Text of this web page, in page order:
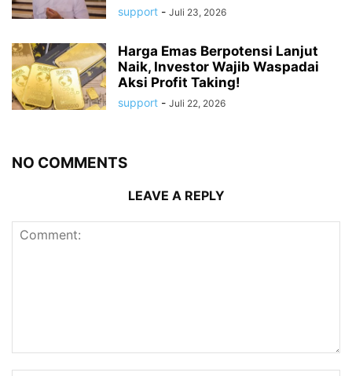
support - Juli 23, 2026
Harga Emas Berpotensi Lanjut
Naik, Investor Wajib Waspadai
Aksi Profit Taking!
support - Juli 22, 2026
NO COMMENTS
LEAVE A REPLY